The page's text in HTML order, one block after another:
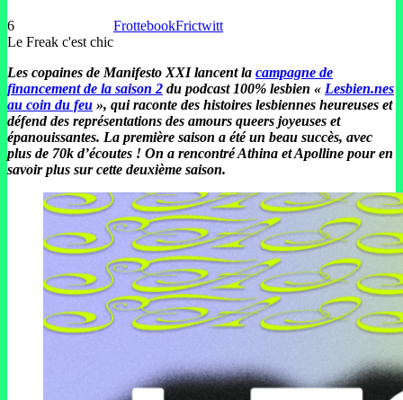
6
Le Freak c'est chic
FrottebookFrictwitt
Les copaines de Manifesto XXI lancent la campagne de
financement de la saison 2 du podcast 100% lesbien « Lesbien.nes
au coin du feu », qui raconte des histoires lesbiennes heureuses et
défend des représentations des amours queers joyeuses et
épanouissantes. La première saison a été un beau succès, avec
plus de 70k d’écoutes ! On a rencontré Athina et Apolline pour en
savoir plus sur cette deuxième saison.